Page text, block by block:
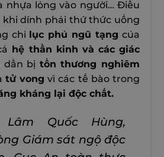
nhựa lỏng vào người… Điều
khi dính phải thứ thức uống
chỉ lục phủ ngũ tạng của
hệ thần kinh và các giác
dần bị tổn thương nghiêm
tử vong vì các tế bào trong
kháng lại độc chất.
Lâm Quốc Hùng,
Giám sát ngộ độc